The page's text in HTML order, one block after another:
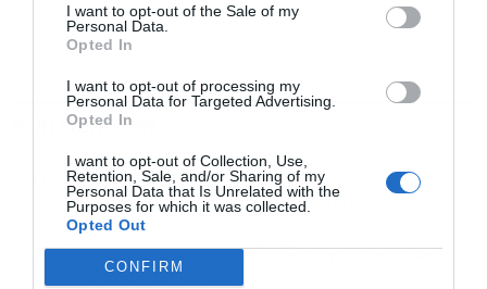
I want to opt-out of the Sale of my
Personal Data.
Opted In
I want to opt-out of processing my
Personal Data for Targeted Advertising.
Opted In
I want to opt-out of Collection, Use,
Retention, Sale, and/or Sharing of my
Personal Data that Is Unrelated with the
Purposes for which it was collected.
Opted Out
CONFIRM
ΡΟΗ ΕΙΔΗΣΕΩΝ
Το παιχνίδι των αγωγών για την παράκαμψη του
Ορμούζ, ποια σχέδια έχουν προβάδισμα
14:01 Ενστάσεις από τον Ιατρικό Σύλλογό για το Ψηφιακό
Αποθετήριο εξετάσεων